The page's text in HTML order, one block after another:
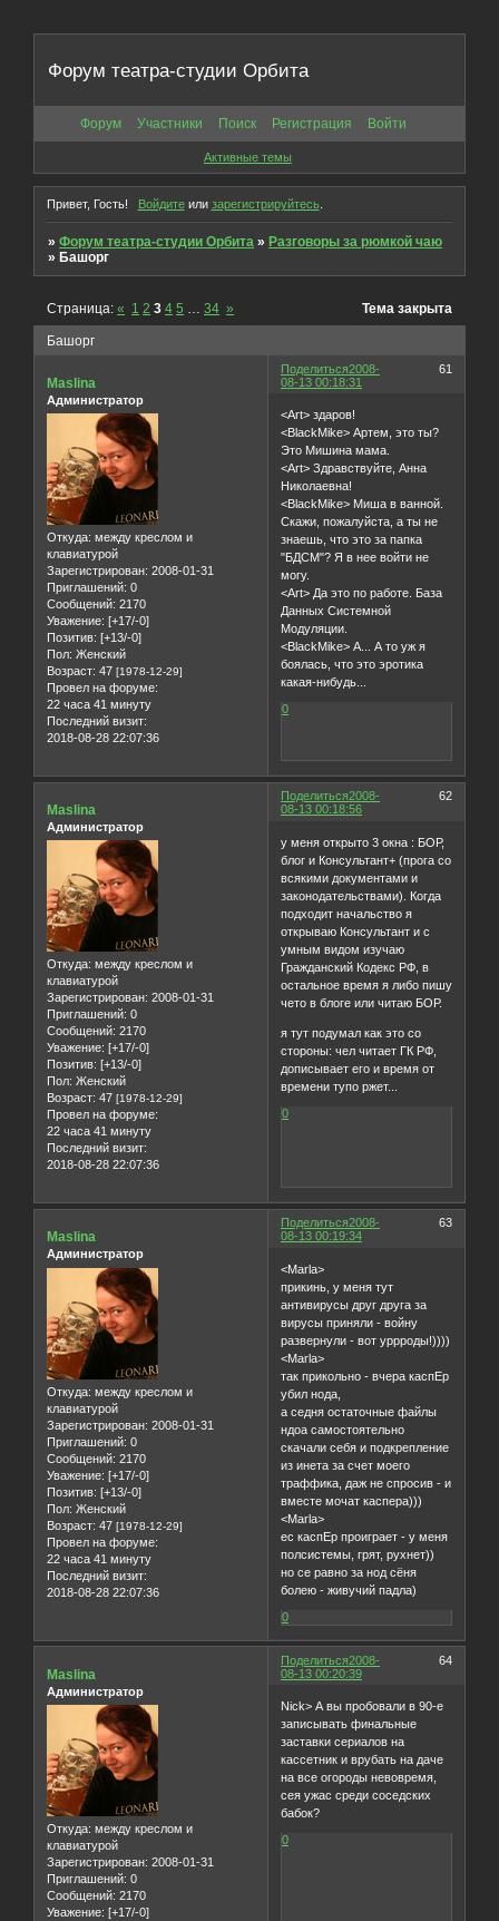
Форум театра-студии Орбита
Форум Участники Поиск Регистрация Войти
Активные темы
Привет, Гость! Войдитеили зарегистрируйтесь.
»Форум театра-студии Орбита »Разговоры за рюмкой чаю
»Башорг
Башорг
Страница:« 1 2 3 4 5 … 34 » Тема закрыта
Поделиться 61
2008-
08-13 00:18:31
Maslina
Администратор
Откуда: между креслом и
клавиатурой
Зарегистрирован: 2008-01-31
Приглашений: 0
Сообщений: 2170
Уважение: [+17/-0]
Позитив: [+13/-0]
Пол: Женский
Возраст: 47 [1978-12-29]
Провел на форуме:
22 часа 41 минуту
Последний визит:
2018-08-28 22:07:36
<Art> здаров!
<BlackMike> Артем, это ты?
Это Мишина мама.
<Art> Здравствуйте, Анна
Николаевна!
<BlackMike> Миша в ванной.
Скажи, пожалуйста, а ты не
знаешь, что это за папка
"БДСМ"? Я в нее войти не
могу.
<Art> Да это по работе. База
Данных Системной
Модуляции.
<BlackMike> А... А то уж я
боялась, что это эротика
какая-нибудь...
0
Поделиться 62
2008-
08-13 00:18:56
Maslina
Администратор
Откуда: между креслом и
клавиатурой
Зарегистрирован: 2008-01-31
Приглашений: 0
Сообщений: 2170
Уважение: [+17/-0]
Позитив: [+13/-0]
Пол: Женский
Возраст: 47 [1978-12-29]
Провел на форуме:
22 часа 41 минуту
Последний визит:
2018-08-28 22:07:36
у меня открыто 3 окна : БОР,
блог и Консультант+ (прога со
всякими документами и
законодательствами). Когда
подходит начальство я
открываю Консультант и с
умным видом изучаю
Гражданский Кодекс РФ, в
остальное время я либо пишу
чето в блоге или читаю БОР.
я тут подумал как это со
стороны: чел читает ГК РФ,
дописывает его и время от
времени тупо ржет...
0
Поделиться 63
2008-
08-13 00:19:34
Maslina
Администратор
Откуда: между креслом и
клавиатурой
Зарегистрирован: 2008-01-31
Приглашений: 0
Сообщений: 2170
Уважение: [+17/-0]
Позитив: [+13/-0]
Пол: Женский
Возраст: 47 [1978-12-29]
Провел на форуме:
22 часа 41 минуту
Последний визит:
2018-08-28 22:07:36
<Marla>
прикинь, у меня тут
антивирусы друг друга за
вирусы приняли - войну
развернули - вот уррроды!))))
<Marla>
так прикольно - вчера каспЕр
убил нода,
а седня остаточные файлы
ндоа самостоятельно
скачали себя и подкрепление
из инета за счет моего
траффика, даж не спросив - и
вместе мочат каспера)))
<Marla>
ес каспЕр проиграет - у меня
полсистемы, грят, рухнет))
но се равно за нод сёня
болею - живучий падла)
0
Поделиться 64
2008-
08-13 00:20:39
Maslina
Администратор
Откуда: между креслом и
клавиатурой
Зарегистрирован: 2008-01-31
Приглашений: 0
Сообщений: 2170
Уважение: [+17/-0]
Nick> А вы пробовали в 90-е
записывать финальные
заставки сериалов на
кассетник и врубать на даче
на все огороды невовремя,
сея ужас среди соседских
бабок?
0